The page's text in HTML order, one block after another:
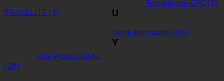
Tornabuoni-GFC (1)
TRAVELITE (3) U
U.S. POLO ASSN.
(24)
Ucon Acrobatics (15)
Y